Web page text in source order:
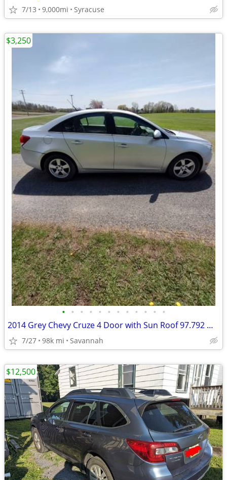
7/13 9,000mi Syracuse
• • • • • • • • • • • •
2014 Grey Chevy Cruze 4 Door with Sun Roof 97.792 Miles
7/27 98k mi Savannah
$3,250
$12,500